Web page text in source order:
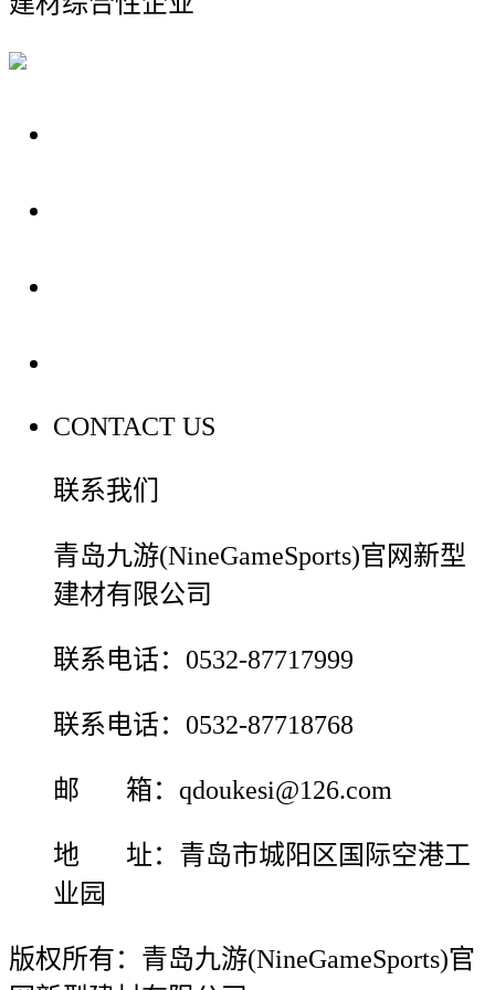
CONTACT US
联系我们
青岛九游(NineGameSports)官网新型
建材有限公司
联系电话：0532-87717999
联系电话：0532-87718768
邮 箱：qdoukesi@126.com
地 址：青岛市城阳区国际空港工
业园
版权所有：青岛九游(NineGameSports)官